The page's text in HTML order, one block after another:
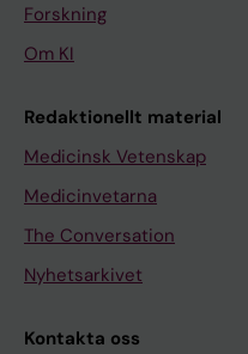
Forskning
Om KI
Redaktionellt material
Medicinsk Vetenskap
Medicinvetarna
The Conversation
Nyhetsarkivet
Kontakta oss